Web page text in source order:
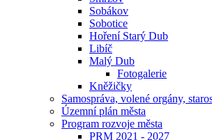
Sobákov
Sobotice
Hoření Starý Dub
Libíč
Malý Dub
Fotogalerie
Kněžičky
Samospráva, volené orgány,
Územní plán města
Program rozvoje města
PRM 2021 - 2027